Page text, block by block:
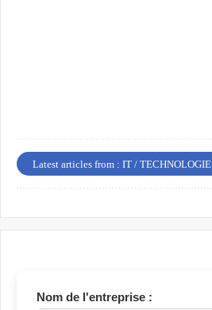
Latest articles from : IT / TECHNOLOGIE
Nom de l'entreprise :